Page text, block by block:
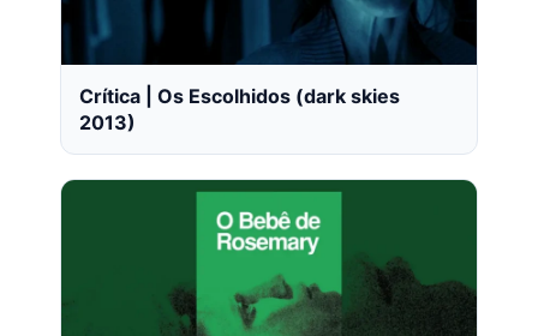
Crítica | Os Escolhidos (dark skies
2013)